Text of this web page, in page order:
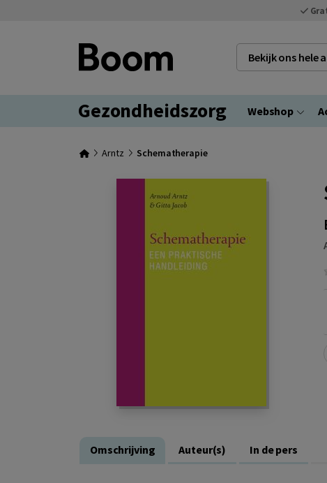
Bekijk ons hele
Gezondheidszorg Webshop
Arntz Schematherapie
Omschrijving Auteur(s) In de pers